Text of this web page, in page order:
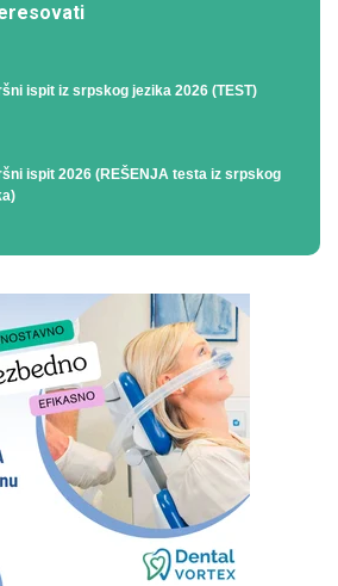
ispit iz srpskog jezika 2026 (TEST)
ispit 2026 (REŠENJA testa iz srpskog